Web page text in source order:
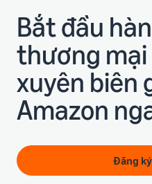
Bắt đầu
thương
xuyên biên
Amazon
Đăng